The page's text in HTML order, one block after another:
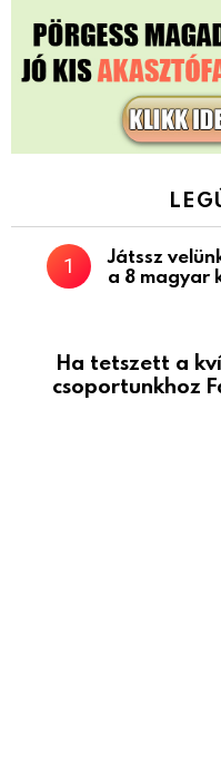
Játssz
a 8 magyar
Ha tetszett a
csoportunkhoz